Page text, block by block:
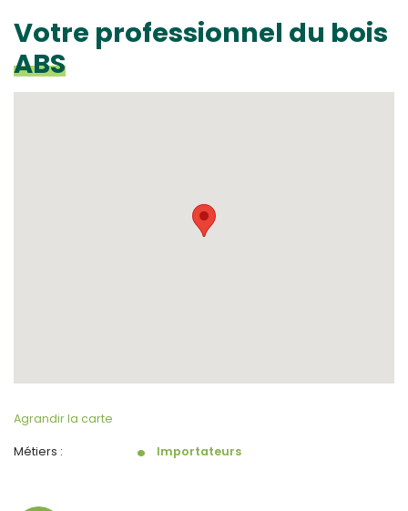
Votre professionnel du bois
ABS
Agrandir la carte
Métiers : Importateurs